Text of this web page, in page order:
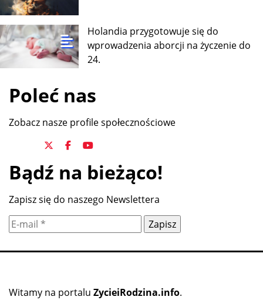
Holandia przygotowuje się do
wprowadzenia aborcji na życzenie do
24.
Poleć nas
Zobacz nasze profile społecznościowe
Bądź na bieżąco!
Zapisz się do naszego Newslettera
Witamy na portalu ZycieiRodzina.info.